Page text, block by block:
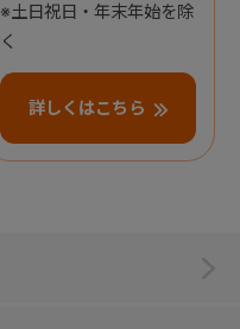
※土日祝日・年末年始を除
く
詳しくはこちら